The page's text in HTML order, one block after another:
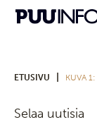
ETUSIVU KUVA
Selaa uutisia